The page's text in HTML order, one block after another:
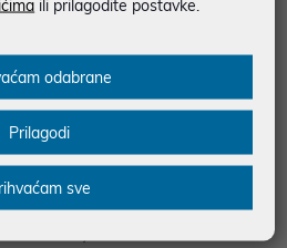
N YUGO EDITION
ili prilagodite postavke.
odabrane
Prilagodi
sve